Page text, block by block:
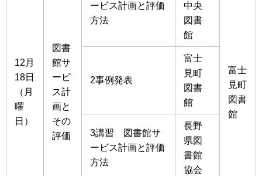
12月
18日
（月
曜
日）
図書
館サ
ービ
ス計
画と
その
評価
ービス計画と評価
方法
中央
図書
館
富士
見町
図書
館
2事例発表
富士
見町
図書
館
3講習 図書館サ
ービス計画と評価
方法
長野
県図
書館
協会